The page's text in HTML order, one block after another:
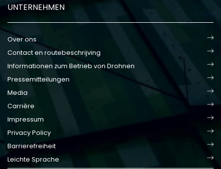
UNTERNEHMEN
Over ons
Contact en routebeschrijving
Informationen zum Betrieb von Drohnen
Pressemitteilungen
Media
Carrière
Impressum
Privacy Policy
Barrierefreiheit
Leichte Sprache